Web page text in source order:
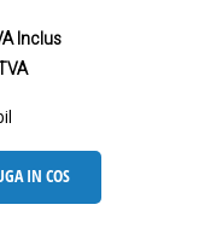
Inclus
IN COS